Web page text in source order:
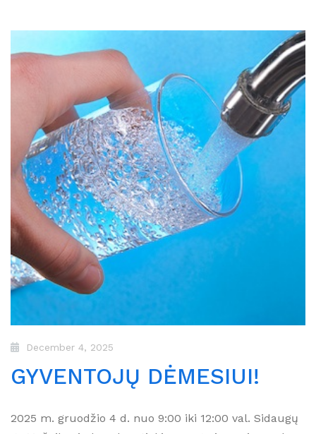
December 4, 2025
GYVENTOJŲ DĖMESIUI!
2025 m. gruodžio 4 d. nuo 9:00 iki 12:00 val. Sidaugų